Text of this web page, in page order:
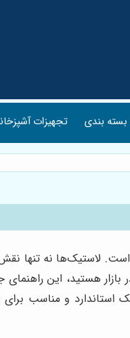
بندی تجهیزات
لاستیک‌ها نه تنها
بازار هستید، این راهنمای
استاندارد و مناسب